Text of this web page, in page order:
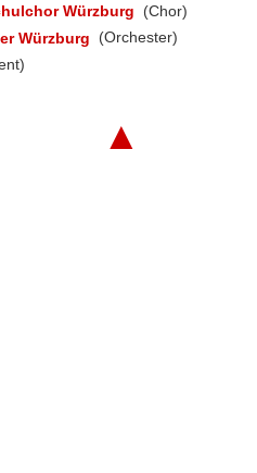
Würzburg
(Chor)
Würzburg
(Orchester)
▲